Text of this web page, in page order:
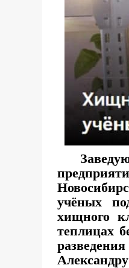
учёных
хищного
теплицах